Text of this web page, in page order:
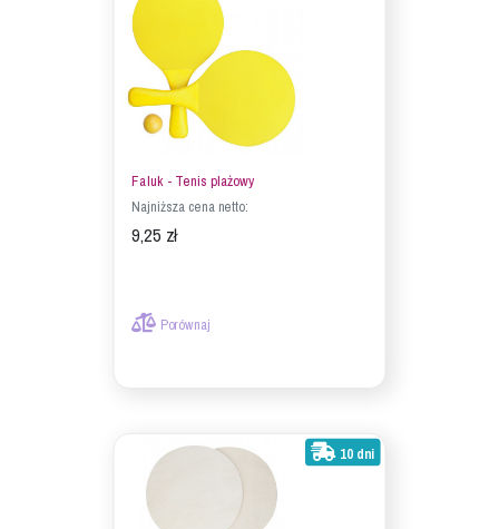
Faluk - Tenis plażowy
Najniższa cena netto:
9,25 zł
Porównaj
10 dni